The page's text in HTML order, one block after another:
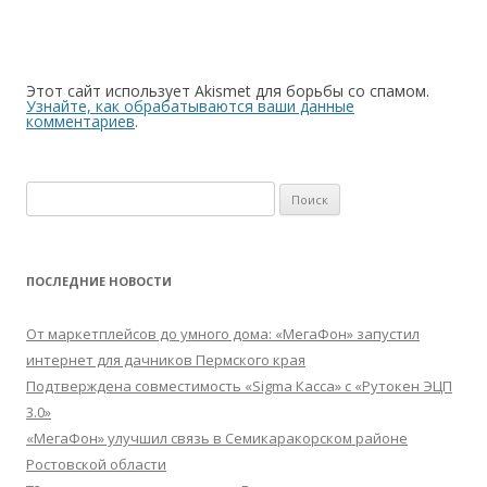
Этот сайт использует Akismet для борьбы со спамом.
Узнайте, как обрабатываются ваши данные
комментариев.
ПОСЛЕДНИЕ НОВОСТИ
От маркетплейсов до умного дома: «МегаФон» запустил
интернет для дачников Пермского края
Подтверждена совместимость «Sigma Касса» с «Рутокен ЭЦП
3.0»
«МегаФон» улучшил связь в Семикаракорском районе
Ростовской области